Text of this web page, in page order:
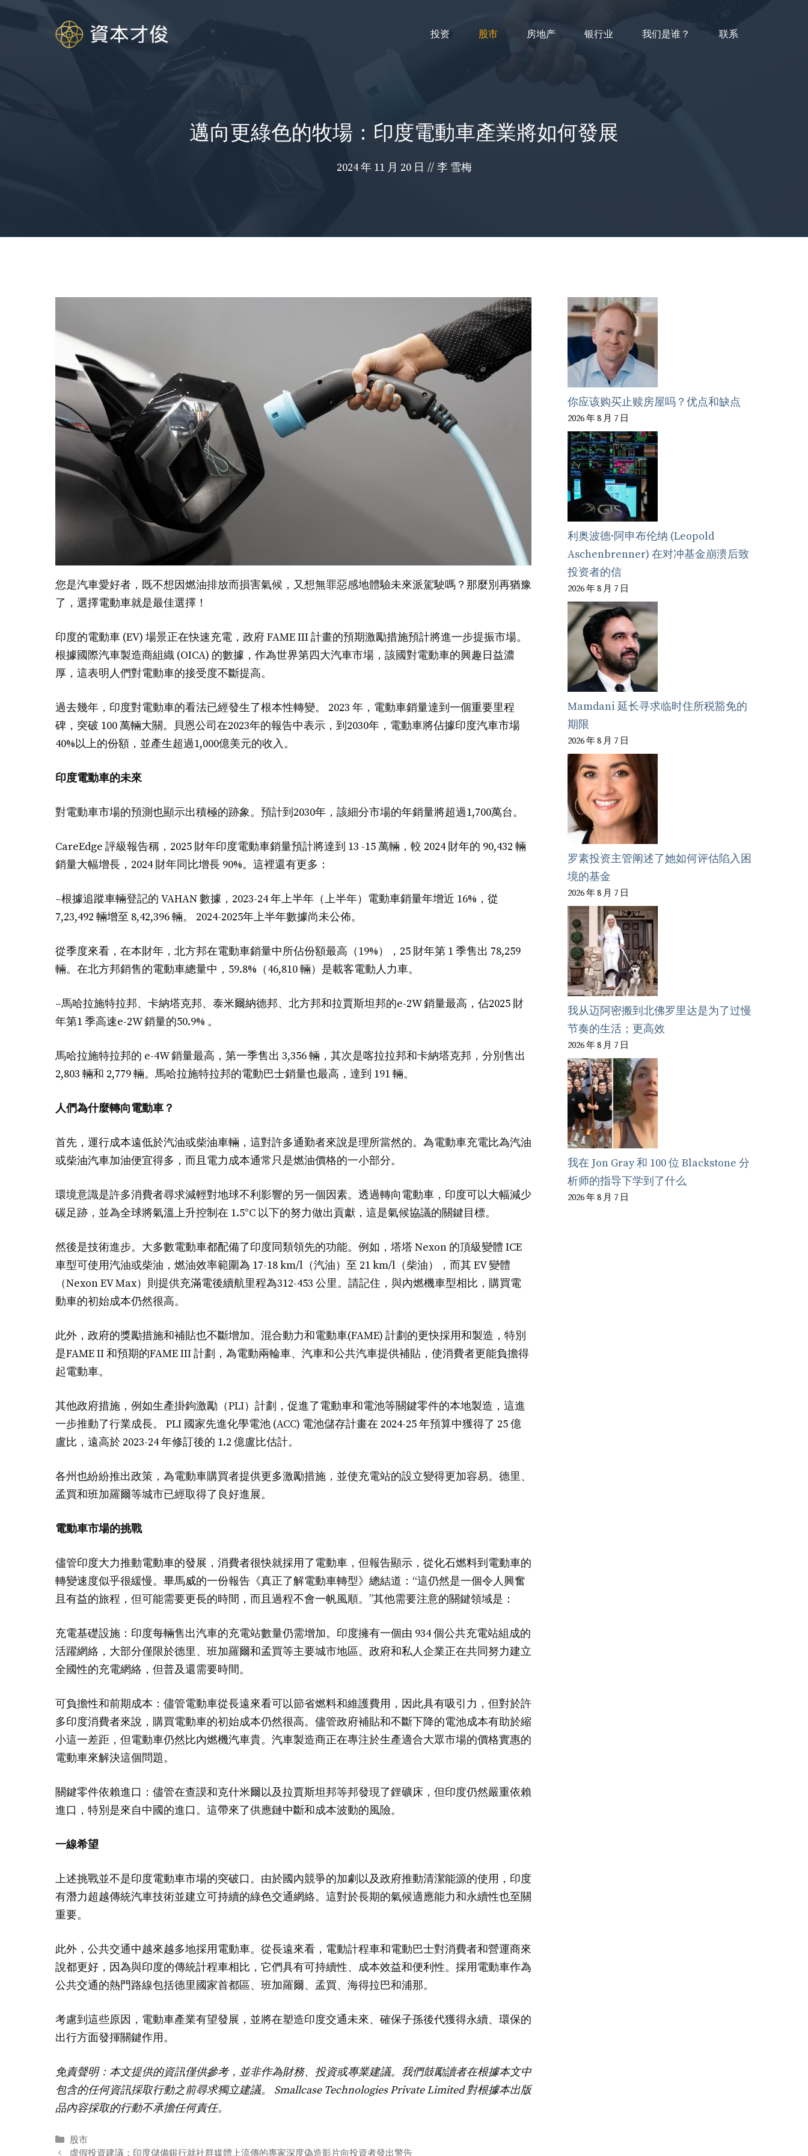
跳
投资 股市 房地产 银行业 我们是谁？ 联系
邁向更綠色的牧場：印度電動車產業將如何發展
2024 年 11 月 20 日 // 李 雪梅
您是汽車愛好者，既不想因燃油排放而損害氣候，又想無罪惡感地體驗未來派駕駛嗎？那麼別再猶豫
了，選擇電動車就是最佳選擇！
印度的電動車 (EV) 場景正在快速充電，政府 FAME III 計畫的預期激勵措施預計將進一步提振市場。
根據國際汽車製造商組織 (OICA) 的數據，作為世界第四大汽車市場，該國對電動車的興趣日益濃
厚，這表明人們對電動車的接受度不斷提高。
過去幾年，印度對電動車的看法已經發生了根本性轉變。 2023 年，電動車銷量達到一個重要里程
碑，突破 100 萬輛大關。貝恩公司在2023年的報告中表示，到2030年，電動車將佔據印度汽車市場
40%以上的份額，並產生超過1,000億美元的收入。
印度電動車的未來
對電動車市場的預測也顯示出積極的跡象。預計到2030年，該細分市場的年銷量將超過1,700萬台。
CareEdge 評級報告稱，2025 財年印度電動車銷量預計將達到 13 -15 萬輛，較 2024 財年的 90,432 輛
銷量大幅增長，2024 財年同比增長 90%。這裡還有更多：
–根據追蹤車輛登記的 VAHAN 數據，2023-24 年上半年（上半年）電動車銷量年增近 16%，從
7,23,492 輛增至 8,42,396 輛。 2024-2025年上半年數據尚未公佈。
從季度來看，在本財年，北方邦在電動車銷量中所佔份額最高（19%），25 財年第 1 季售出 78,259
輛。在北方邦銷售的電動車總量中，59.8%（46,810 輛）是載客電動人力車。
–馬哈拉施特拉邦、卡納塔克邦、泰米爾納德邦、北方邦和拉賈斯坦邦的e-2W 銷量最高，佔2025 財
年第1 季高速e-2W 銷量的50.9% 。
馬哈拉施特拉邦的 e-4W 銷量最高，第一季售出 3,356 輛，其次是喀拉拉邦和卡納塔克邦，分別售出
2,803 輛和 2,779 輛。馬哈拉施特拉邦的電動巴士銷量也最高，達到 191 輛。
人們為什麼轉向電動車？
首先，運行成本遠低於汽油或柴油車輛，這對許多通勤者來說是理所當然的。為電動車充電比為汽油
或柴油汽車加油便宜得多，而且電力成本通常只是燃油價格的一小部分。
環境意識是許多消費者尋求減輕對地球不利影響的另一個因素。透過轉向電動車，印度可以大幅減少
碳足跡，並為全球將氣溫上升控制在 1.5°C 以下的努力做出貢獻，這是氣候協議的關鍵目標。
然後是技術進步。大多數電動車都配備了印度同類領先的功能。例如，塔塔 Nexon 的頂級變體 ICE
車型可使用汽油或柴油，燃油效率範圍為 17-18 km/l（汽油）至 21 km/l（柴油），而其 EV 變體
（Nexon EV Max）則提供充滿電後續航里程為312-453 公里。請記住，與內燃機車型相比，購買電
動車的初始成本仍然很高。
此外，政府的獎勵措施和補貼也不斷增加。混合動力和電動車(FAME) 計劃的更快採用和製造，特別
是FAME II 和預期的FAME III 計劃，為電動兩輪車、汽車和公共汽車提供補貼，使消費者更能負擔得
起電動車。
其他政府措施，例如生產掛鉤激勵（PLI）計劃，促進了電動車和電池等關鍵零件的本地製造，這進
一步推動了行業成長。 PLI 國家先進化學電池 (ACC) 電池儲存計畫在 2024-25 年預算中獲得了 25 億
盧比，遠高於 2023-24 年修訂後的 1.2 億盧比估計。
各州也紛紛推出政策，為電動車購買者提供更多激勵措施，並使充電站的設立變得更加容易。德里、
孟買和班加羅爾等城市已經取得了良好進展。
電動車市場的挑戰
儘管印度大力推動電動車的發展，消費者很快就採用了電動車，但報告顯示，從化石燃料到電動車的
轉變速度似乎很緩慢。畢馬威的一份報告《真正了解電動車轉型》總結道：“這仍然是一個令人興奮
且有益的旅程，但可能需要更長的時間，而且過程不會一帆風順。”其他需要注意的關鍵領域是：
充電基礎設施：印度每輛售出汽車的充電站數量仍需增加。印度擁有一個由 934 個公共充電站組成的
活躍網絡，大部分僅限於德里、班加羅爾和孟買等主要城市地區。政府和私人企業正在共同努力建立
全國性的充電網絡，但普及還需要時間。
可負擔性和前期成本：儘管電動車從長遠來看可以節省燃料和維護費用，因此具有吸引力，但對於許
多印度消費者來說，購買電動車的初始成本仍然很高。儘管政府補貼和不斷下降的電池成本有助於縮
小這一差距，但電動車仍然比內燃機汽車貴。汽車製造商正在專注於生產適合大眾市場的價格實惠的
電動車來解決這個問題。
關鍵零件依賴進口：儘管在查謨和克什米爾以及拉賈斯坦邦等邦發現了鋰礦床，但印度仍然嚴重依賴
進口，特別是來自中國的進口。這帶來了供應鏈中斷和成本波動的風險。
一線希望
上述挑戰並不是印度電動車市場的突破口。由於國內競爭的加劇以及政府推動清潔能源的使用，印度
有潛力超越傳統汽車技術並建立可持續的綠色交通網絡。這對於長期的氣候適應能力和永續性也至關
重要。
此外，公共交通中越來越多地採用電動車。從長遠來看，電動計程車和電動巴士對消費者和營運商來
說都更好，因為與印度的傳統計程車相比，它們具有可持續性、成本效益和便利性。採用電動車作為
公共交通的熱門路線包括德里國家首都區、班加羅爾、孟買、海得拉巴和浦那。
考慮到這些原因，電動車產業有望發展，並將在塑造印度交通未來、確保子孫後代獲得永續、環保的
出行方面發揮關鍵作用。
免責聲明：本文提供的資訊僅供參考，並非作為財務、投資或專業建議。我們鼓勵讀者在根據本文中
包含的任何資訊採取行動之前尋求獨立建議。 Smallcase Technologies Private Limited 對根據本出版
品內容採取的行動不承擔任何責任。
分
类
股市
虛假投資建議：印度儲備銀行就社群媒體上流傳的專家深度偽造影片向投資者發出警告
你应该购买止赎房屋吗？优点和缺点
2026 年 8 月 7 日
利奥波德·阿申布伦纳 (Leopold
Aschenbrenner) 在对冲基金崩溃后致
投资者的信
2026 年 8 月 7 日
Mamdani 延长寻求临时住所税豁免的
期限
2026 年 8 月 7 日
罗素投资主管阐述了她如何评估陷入困
境的基金
2026 年 8 月 7 日
我从迈阿密搬到北佛罗里达是为了过慢
节奏的生活；更高效
2026 年 8 月 7 日
我在 Jon Gray 和 100 位 Blackstone 分
析师的指导下学到了什么
2026 年 8 月 7 日